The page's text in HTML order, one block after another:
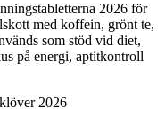
2026 för
med koffein, grönt te,
som stöd vid diet,
på energi, aptitkontroll